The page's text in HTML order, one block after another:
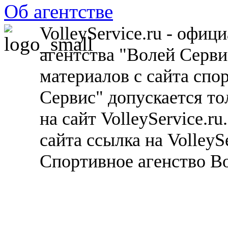
Об агентстве
VolleyService.ru -
агентства "Волей
материалов с сайта
Сервис" допускается
на сайт
сайта ссылка на
Спортивное агенство